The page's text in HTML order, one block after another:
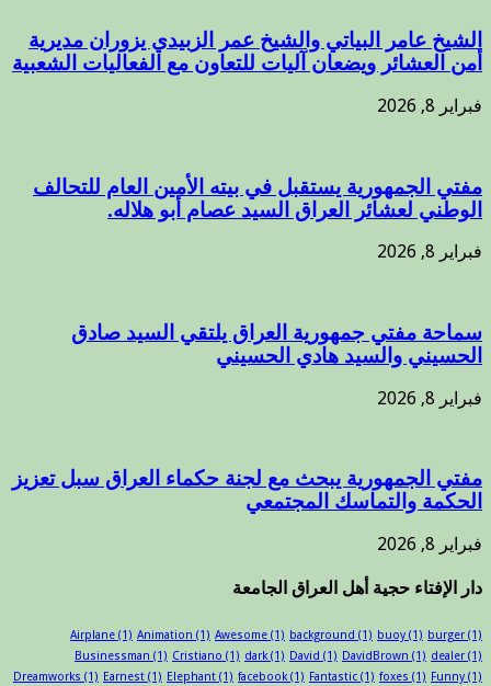
الشيخ عامر البياتي والشيخ عمر الزبيدي يزوران مديرية
أمن العشائر ويضعان آليات للتعاون مع الفعاليات الشعبية
فبراير 8, 2026
مفتي الجمهورية يستقبل في بيته الأمين العام للتحالف
الوطني لعشائر العراق السيد عصام أبو هلاله.
فبراير 8, 2026
سماحة مفتي جمهورية العراق يلتقي السيد صادق
الحسيني والسيد هادي الحسيني
فبراير 8, 2026
مفتي الجمهورية يبحث مع لجنة حكماء العراق سبل تعزيز
الحكمة والتماسك المجتمعي
فبراير 8, 2026
دار الإفتاء حجية أهل العراق الجامعة
Airplane (1) Animation (1) Awesome (1) background (1) buoy (1) burger (1)
Businessman (1) Cristiano (1) dark(1) David (1) DavidBrown (1) dealer (1)
Dreamworks (1) Earnest (1) Elephant (1) facebook(1) Fantastic (1) foxes (1) Funny (1)